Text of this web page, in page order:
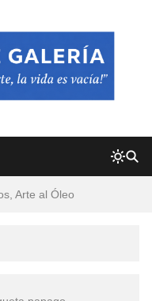
Arte al Óleo